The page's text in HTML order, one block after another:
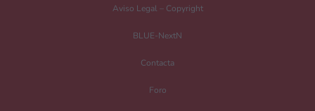
Aviso Legal – Copyright
BLUE-NextN
Contacta
Foro